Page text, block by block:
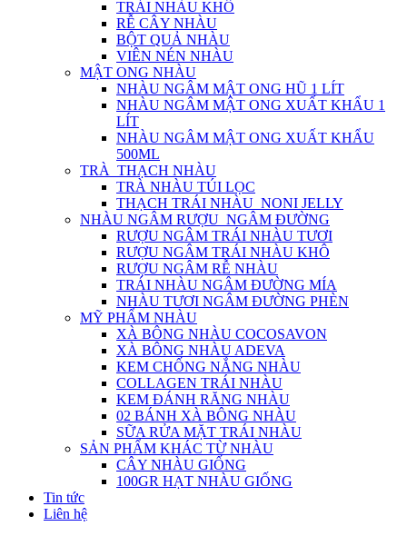
TRÁI NHÀU KHÔ
RỄ CÂY NHÀU
BỘT QUẢ NHÀU
VIÊN NÉN NHÀU
MẬT ONG NHÀU
NHÀU NGÂM MẬT ONG HŨ 1 LÍT
NHÀU NGÂM MẬT ONG XUẤT KHẨU 1
LÍT
NHÀU NGÂM MẬT ONG XUẤT KHẨU
500ML
TRÀ_THẠCH NHÀU
TRÀ NHÀU TÚI LỌC
THẠCH TRÁI NHÀU_NONI JELLY
NHÀU NGÂM RƯỢU_NGÂM ĐƯỜNG
RƯỢU NGÂM TRÁI NHÀU TƯƠI
RƯỢU NGÂM TRÁI NHÀU KHÔ
RƯỢU NGÂM RỄ NHÀU
TRÁI NHÀU NGÂM ĐƯỜNG MÍA
NHÀU TƯƠI NGÂM ĐƯỜNG PHÈN
MỸ PHẨM NHÀU
XÀ BÔNG NHÀU COCOSAVON
XÀ BÔNG NHÀU ADEVA
KEM CHỐNG NẮNG NHÀU
COLLAGEN TRÁI NHÀU
KEM ĐÁNH RĂNG NHÀU
02 BÁNH XÀ BÔNG NHÀU
SỮA RỬA MẶT TRÁI NHÀU
SẢN PHẨM KHÁC TỪ NHÀU
CÂY NHÀU GIỐNG
100GR HẠT NHÀU GIỐNG
Tin tức
Liên hệ